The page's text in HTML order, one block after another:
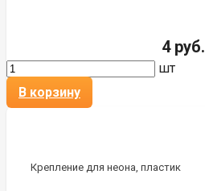
4 руб.
шт
В корзину
Крепление для неона, пластик